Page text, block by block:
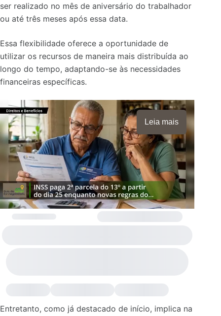
ser realizado no mês de aniversário do trabalhador
ou até três meses após essa data.
Essa flexibilidade oferece a oportunidade de
utilizar os recursos de maneira mais distribuída ao
longo do tempo, adaptando-se às necessidades
financeiras específicas.
Leia mais
Entretanto, como já destacado de início, implica na